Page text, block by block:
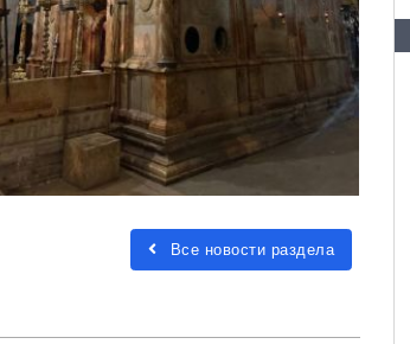
Все новости раздела